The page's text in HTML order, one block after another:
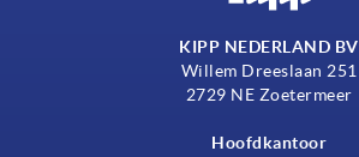
KIPP NEDERLAND BV
Willem Dreeslaan 251
2729 NE Zoetermeer
Hoofdkantoor